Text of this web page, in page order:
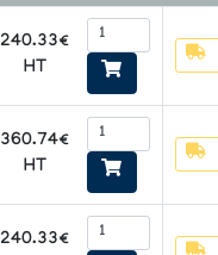
240.33€
HT
360.74€
HT
240.33€